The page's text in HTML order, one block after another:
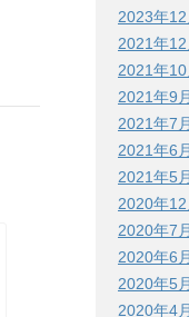
2023年12
2021年12
2021年10
2021年9月
2021年7月
2021年6月
2021年5月
2020年12
2020年7月
2020年6月
2020年5月
2020年4月